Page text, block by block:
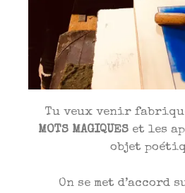
Tu veux venir
MOTS MAGIQUES et les
objet
On se met d’accord